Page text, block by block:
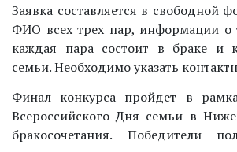
Заявка составляется в свободной
ФИО всех трех пар, информации о
каждая пара состоит в браке и
семьи. Необходимо указать
Финал конкурса пройдет в
Всероссийского Дня семьи в
бракосочетания. Победители